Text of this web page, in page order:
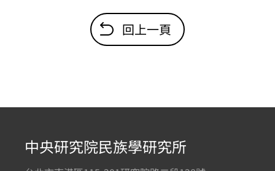
回上一頁
中央研究院民族學研究所